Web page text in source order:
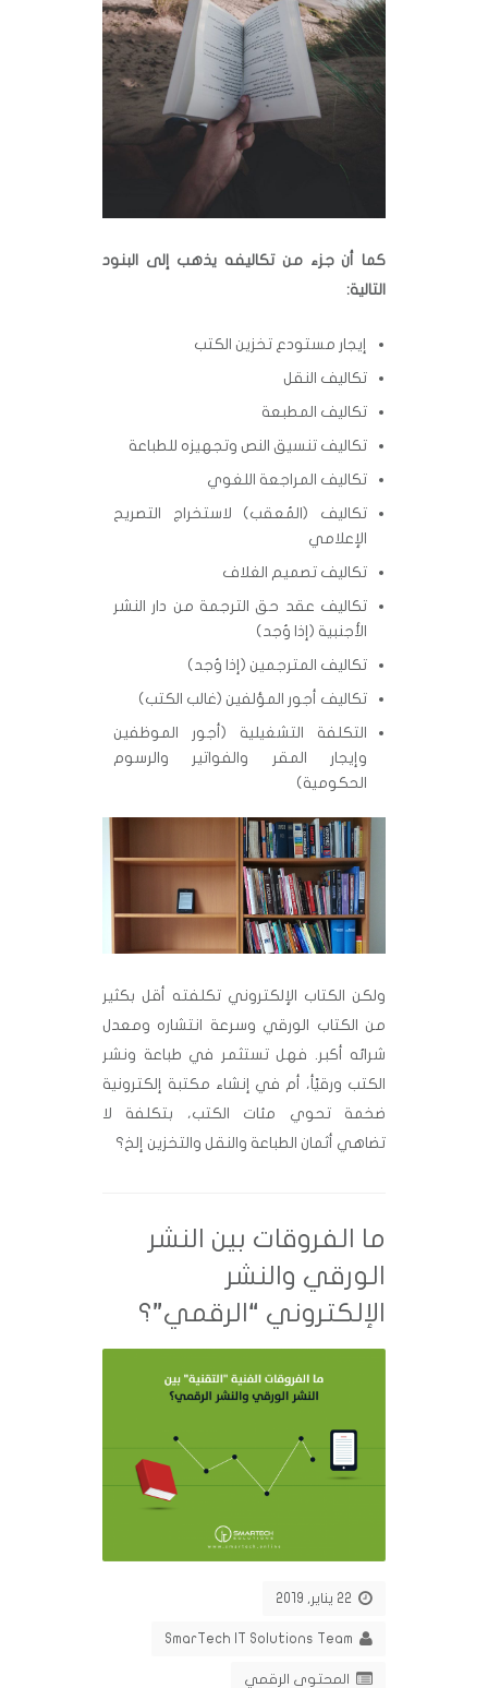
كما أن جزء من تكاليفه يذهب إلى البنود
التالية:
إيجار مستودع تخزين الكتب
تكاليف النقل
تكاليف المطبعة
تكاليف تنسيق النص وتجهيزه للطباعة
تكاليف المراجعة اللغوي
تكاليف (المُعقب) لاستخراج التصريح
الإعلامي
تكاليف تصميم الغلاف
تكاليف عقد حق الترجمة من دار النشر
الأجنبية (إذا وُجد)
تكاليف المترجمين (إذا وُجد)
تكاليف أجور المؤلفين (غالب الكتب)
التكلفة التشغيلية (أجور الموظفين
وإيجار المقر والفواتير والرسوم
الحكومية)
ولكن الكتاب الإلكتروني تكلفته أقل بكثير
من الكتاب الورقي وسرعة انتشاره ومعدل
شرائه أكبر. فهل تستثمر في طباعة ونشر
الكتب ورقيًأ، أم في إنشاء مكتبة إلكترونية
ضخمة تحوي مئات الكتب، بتكلفة لا
تضاهي أثمان الطباعة والنقل والتخزين إلخ؟
ما الفروقات بين النشر
الورقي والنشر
الإلكتروني “الرقمي”؟
SmarTech IT Solutions Team
المحتوى الرقمي